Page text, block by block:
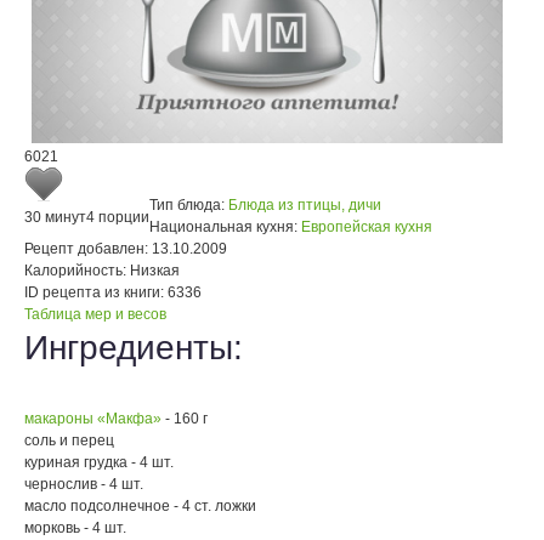
6021
30 минут4 порции
Тип блюда: Блюда из птицы, дичи
Национальная кухня: Европейская кухня
Рецепт добавлен: 13.10.2009
Калорийность: Низкая
ID рецепта из книги: 6336
Таблица мер и весов
Ингредиенты:
макароны «Макфа» - 160 г
соль и перец
куриная грудка - 4 шт.
чернослив - 4 шт.
масло подсолнечное - 4 ст. ложки
морковь - 4 шт.